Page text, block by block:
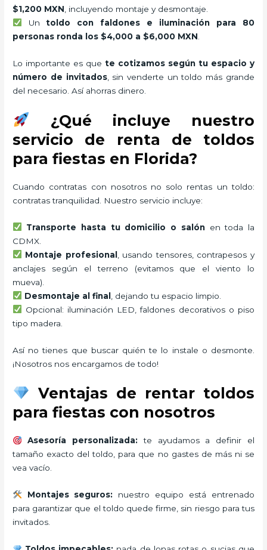
$1,200 MXN , incluyendo montaje y desmontaje.
Untoldo con faldones e iluminación para 80
personas ronda los $4,000 a $6,000 MXN
Lo importante es quete cotizamos según tu espacio y
número de invitados, sin venderte un toldo más grande
del necesario. Así ahorras dinero.
¿Qué incluye nuestro
servicio de renta de toldos
para fiestas en Florida?
Cuando contratas con nosotros no solo rentas un toldo:
contratas tranquilidad. Nuestro servicio incluye:
Transporte hasta tu domicilio o salónen toda la
CDMX.
Montaje profesional
, usando tensores, contrapesos y
anclajes según el terreno (evitamos que el viento lo
mueva).
Desmontaje al final
, dejando tu espacio limpio.
Opcional: iluminación LED, faldones decorativos o piso
tipo madera.
Así no tienes que buscar quién te lo instale o desmonte.
¡Nosotros nos encargamos de todo!
Ventajas de rentar toldos
para fiestas con nosotros
Asesoría personalizada: te ayudamos a definir el
tamaño exacto del toldo, para que no gastes de más ni se
vea vacío.
Montajes seguros: nuestro equipo está entrenado
para garantizar que el toldo quede firme, sin riesgo para tus
invitados.